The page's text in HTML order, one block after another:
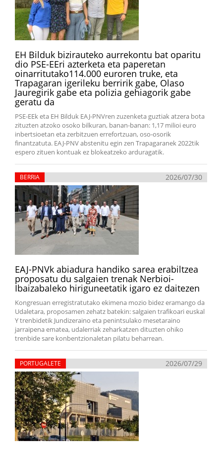
EH Bilduk bizirauteko aurrekontu bat oparitu
dio PSE-EEri azterketa eta paperetan
oinarritutako114.000 euroren truke, eta
Trapagaran igerileku berririk gabe, Olaso
Jauregirik gabe eta polizia gehiagorik gabe
geratu da
PSE-EEk eta EH Bilduk EAJ-PNVren zuzenketa guztiak atzera bota
zituzten atzoko osoko bilkuran, banan-banan: 1,17 milioi euro
inbertsioetan eta zerbitzuen errefortzuan, oso-osorik
finantzatuta. EAJ-PNV abstenitu egin zen Trapagaranek 2022tik
espero zituen kontuak ez blokeatzeko arduragatik.
BERRIA 2026/07/30
EAJ-PNVk abiadura handiko sarea erabiltzea
proposatu du salgaien trenak Nerbioi-
Ibaizabaleko hiriguneetatik igaro ez daitezen
Kongresuan erregistratutako ekimena mozio bidez eramango da
Udaletara, proposamen zehatz batekin: salgaien trafikoari euskal
Y trenbidetik Jundizeraino eta penintsulako mesetaraino
jarraipena ematea, udalerriak zeharkatzen dituzten ohiko
trenbide sare konbentzionaletan pilatu beharrean.
PORTUGALETE 2026/07/29